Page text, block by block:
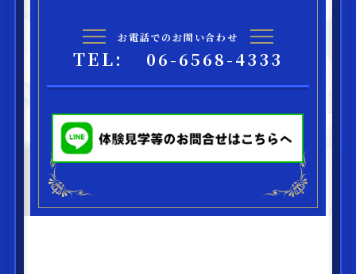
お電話でのお問い合わせ
TEL: 06-6568-4333